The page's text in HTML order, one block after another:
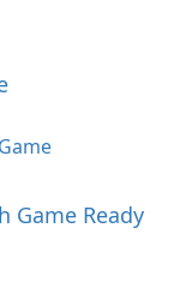
Game Ready